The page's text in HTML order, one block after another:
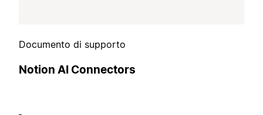
Documento di supporto
Notion AI Connectors